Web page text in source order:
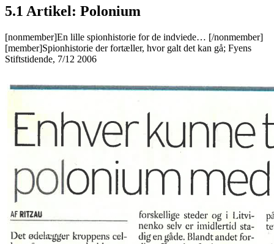
5.1 Artikel: Polonium
[nonmember]En lille spionhistorie for de indviede… [/nonmember]
[member]Spionhistorie der fortæller, hvor galt det kan gå; Fyens
Stiftstidende, 7/12 2006